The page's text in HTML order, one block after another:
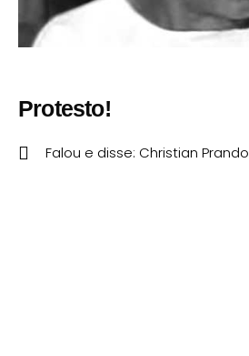
Protesto!
Falou e disse: Christian Prando